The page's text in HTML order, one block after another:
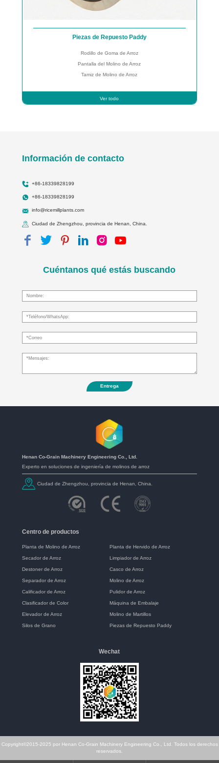
Piezas de Repuesto Paddy
Rodillo de Goma de Arroz
Pantalla del Molino de Arroz
Tamiz de Molino de Arroz
Ver todo
Información de contacto
+86-18339828199
+86-18339828199
info@ricemillplants.com
Ciudad de Zhengzhou, provincia de Henan, China.
Cuéntanos qué estás buscando
Entrega
Henan Co-Grain Machinery Engineering Co., Ltd.
Experto en soluciones de ingeniería de molinos de arroz
Ciudad de Zhengzhou, provincia de Henan, China.
Centro de productos
Planta de Molino de Arroz Planta de Hervido de Arroz
Secador de Arroz Limpiador de Arroz
Destoner de Arroz Casco de Arroz
Separador de Arroz Molino de Arroz
Calificador de Arroz Pulidor de Arroz
Clasificador de Color Máquina de Embalaje
Elevador de Arroz Molino de Martillos
Silos de Grano Piezas de Repuesto Paddy
Wechat
Copyright©2015-2025 por Henan Co-Grain Machinery Engineering Co., Ltd. Todos los derechos
reservados.